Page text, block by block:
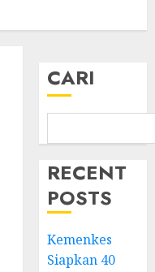
CARI
RECENT
POSTS
Kemenkes
Siapkan 40